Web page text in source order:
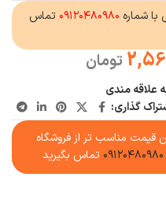
شماره ۰۹۱۲۰۴۸۰۹۸۰ تماس
تومان
علاقه مندی
گذاری:
مناسب تر از فروشگاه
۰۹۱۲۰۴۸۰۹۸۰ تماس بگیرید